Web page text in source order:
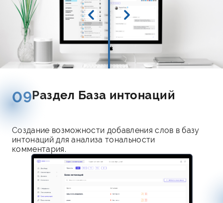
09Раздел База интонаций
Создание возможности добавления слов в базу
интонаций для анализа тональности
комментария.